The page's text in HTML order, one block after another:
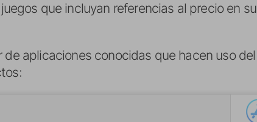
que incluyan referencias al precio en su
aplicaciones conocidas que hacen uso del